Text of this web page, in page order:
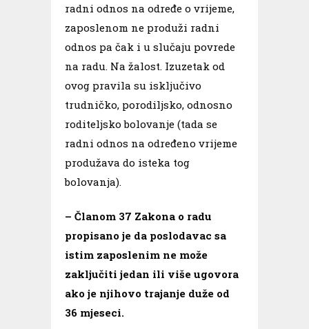
radni odnos na određe o vrijeme,
zaposlenom ne produži radni
odnos pa čak i u slučaju povrede
na radu. Na žalost. Izuzetak od
ovog pravila su isključivo
trudničko, porodiljsko, odnosno
roditeljsko bolovanje (tada se
radni odnos na određeno vrijeme
produžava do isteka tog
bolovanja).
– Članom 37 Zakona o radu
propisano je da poslodavac sa
istim zaposlenim ne može
zaključiti jedan ili više ugovora
ako je njihovo trajanje duže od
36 mjeseci.